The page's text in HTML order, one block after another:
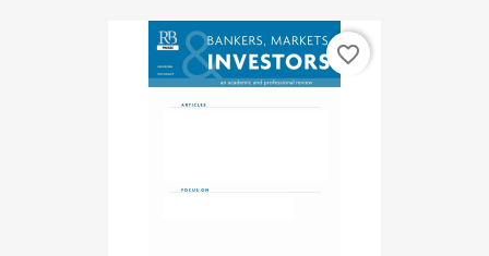
favorite_border